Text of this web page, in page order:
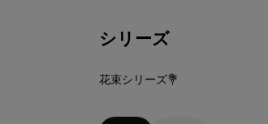
シリーズ
花束シリーズ💐